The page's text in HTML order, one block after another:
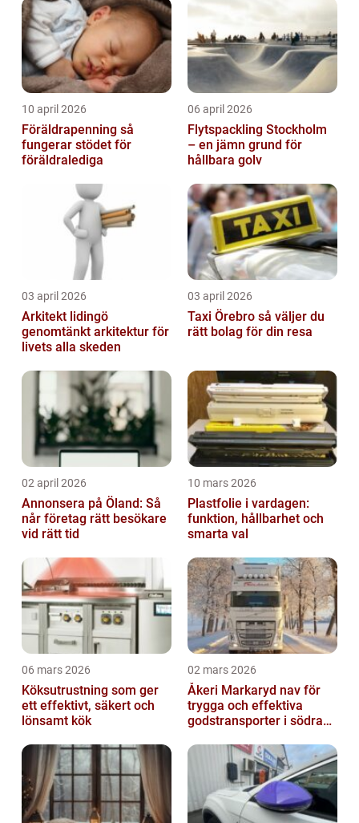
10 april 2026
Föräldrapenning så
fungerar stödet för
föräldralediga
06 april 2026
Flytspackling Stockholm
– en jämn grund för
hållbara golv
03 april 2026
Arkitekt lidingö
genomtänkt arkitektur för
livets alla skeden
03 april 2026
Taxi Örebro så väljer du
rätt bolag för din resa
02 april 2026
Annonsera på Öland: Så
når företag rätt besökare
vid rätt tid
10 mars 2026
Plastfolie i vardagen:
funktion, hållbarhet och
smarta val
06 mars 2026
Köksutrustning som ger
ett effektivt, säkert och
lönsamt kök
02 mars 2026
Åkeri Markaryd nav för
trygga och effektiva
godstransporter i södra